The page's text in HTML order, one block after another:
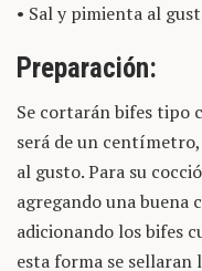
• Sal y pimienta al
Preparación:
Se cortarán bifes tipo
será de un
al gusto. Para su
agregando una buena
adicionando los bifes
esta forma se sellaran